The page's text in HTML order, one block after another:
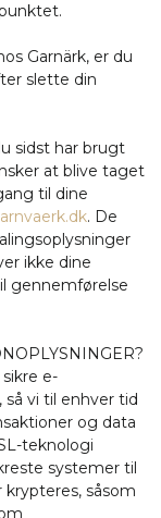
Garnärk, er du
slette din
sidst har brugt
at blive taget
til dine
. De
ikke dine
gennemførelse
e-
så vi til enhver tid
og data
teknologi
systemer til
såsom